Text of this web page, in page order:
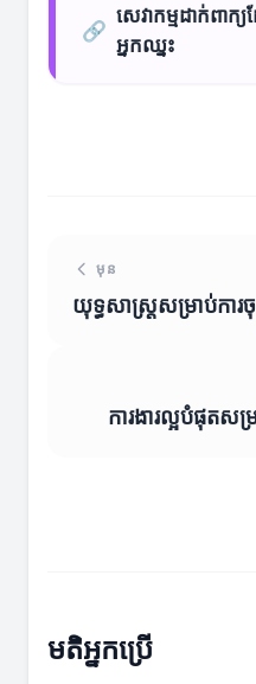
🔗
សេវាកម្មដាក់ពាក្
អ្នកឈ្នះ
មុន
យុទ្ធសាស្ត្រសម្រាប់កា
ការងារល្អបំផុតស
មតិអ្នកប្រើ